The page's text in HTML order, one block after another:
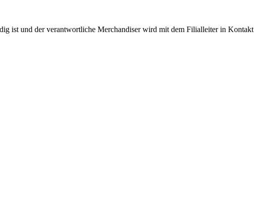
ist und der verantwortliche Merchandiser wird mit dem Filialleiter in Kontakt